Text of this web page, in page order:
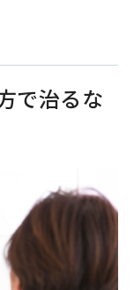
で治るな